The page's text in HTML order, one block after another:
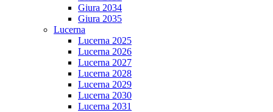
Giura 2034
Giura 2035
Lucerna
Lucerna 2025
Lucerna 2026
Lucerna 2027
Lucerna 2028
Lucerna 2029
Lucerna 2030
Lucerna 2031